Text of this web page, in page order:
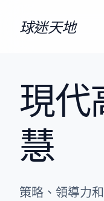
球迷天地
現代
慧
策略、領導力